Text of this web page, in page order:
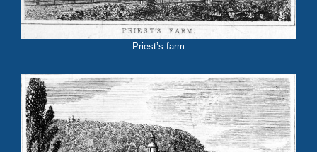
Priest’s farm